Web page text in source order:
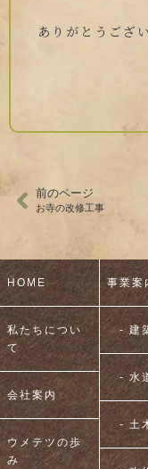
ありがとうござ
前のページ
お寺の改修工事
HOME
私たちについ
て
会社案内
ウメテツの歩
み
事業案
- 建
- 水
- 土